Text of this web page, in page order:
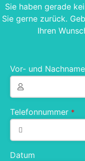
Sie haben gerade
Sie gerne zurück.
Ihren
Vor- und Nachname
Telefonnummer *
Datum